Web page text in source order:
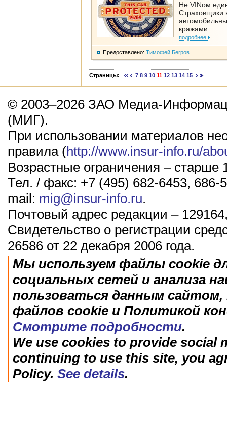
Не VINом
Страховщики
кражами
подробнее
Предоставлено: Тимофей Бегров
Страницы: 7 8 9 10 11 12 13 14 15
© 2003–2026 ЗАО Медиа-
(МИГ).
При использовании материалов
правила (http://www.insur-info.ru/
Возрастные ограничения – старше
Тел. / факс: +7 (495) 682-6453, 686-
mail: mig@insur-info.ru.
Почтовый адрес редакции –
Свидетельство о регистрации
26586 от 22 декабря 2006 года.
Мы используем файлы cookie
социальных сетей и анализа
пользоваться данным
файлов cookie и Политикой
Смотрите подробности.
We use cookies to provide social
continuing to use this site, you
Policy. See details.